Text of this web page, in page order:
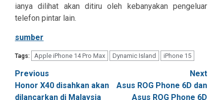
ianya dilihat akan ditiru oleh kebanyakan pengeluar
telefon pintar lain.
sumber
Tags: Apple iPhone 14 Pro Max Dynamic Island iPhone 15
Post
navigation
Previous
Honor X40 disahkan akan
dilancarkan di Malaysia
Next
Asus ROG Phone 6D dan
Asus ROG Phone 6D